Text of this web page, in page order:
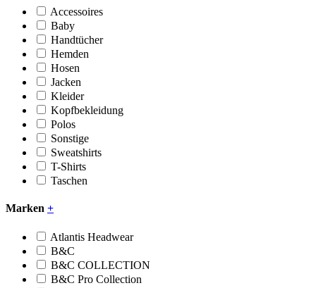
Accessoires
Baby
Handtücher
Hemden
Hosen
Jacken
Kleider
Kopfbekleidung
Polos
Sonstige
Sweatshirts
T-Shirts
Taschen
Marken +
Atlantis Headwear
B&C
B&C COLLECTION
B&C Pro Collection